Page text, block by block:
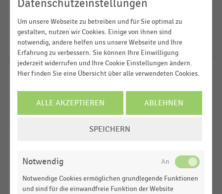
18Ergebnisse fürDine Brands Global
INTERNATIONALER HANDEL|STATISTIK
Umsatzstärkste Gastronomiesysteme in den USA
GASTRONOMIE & CATERING
Umsatzstärkste Gastronomiesysteme in den USA
nach Anzahl der Betriebe (2014-2019)
Lebensmittelhandel
2013
2012
2011
MEHR ANZEIGEN
Weltweit
USA
FILTER ZURÜCKSETZEN
Datenschutzeinstellungen
Um unsere Webseite zu betreiben und für Sie optimal zu
gestalten, nutzen wir Cookies. Einige von ihnen sind
notwendig, andere helfen uns unsere Webseite und Ihre
Erfahrung zu verbessern. Sie können Ihre Einwilligung
jederzeit widerrufen und Ihre Cookie Einstellungen ändern.
Hier finden Sie eine Übersicht über alle verwendeten Cookies.
ALLE AKZEPTIEREN ABLEHNEN
SPEICHERN
Notwendig
Notwendige Cookies ermöglichen grundlegende Funktionen
und sind für die einwandfreie Funktion der Website